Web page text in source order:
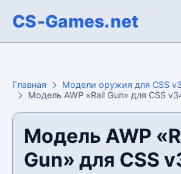
CS-Games.net
Главная
Модели оружия для CSS
Модель AWP «Rail Gun» для CSS
Модель AWP
Gun» для CSS